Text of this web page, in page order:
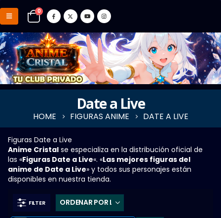
0
Date a Live
HOME FIGURAS ANIME DATE A LIVE
Figuras Date a Live
Anime Cristal se especializa en la distribución oficial de
las «Figuras Date a Live«. «Las mejores figuras del
anime de Date a Live» y todos sus personajes están
disponibles en nuestra tienda.
FILTER